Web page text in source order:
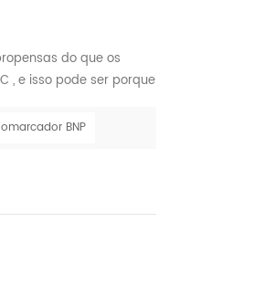
do que os
, e isso pode ser porque
a World Stroke
BNP